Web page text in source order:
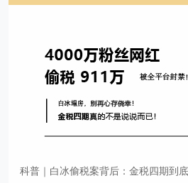
科普｜白冰偷税案背后：金税四期到底